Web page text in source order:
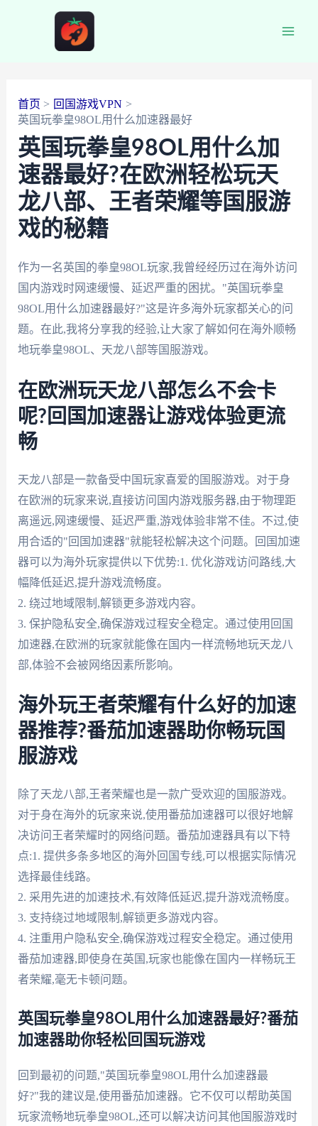
首页
回国游戏VPN
英国玩拳皇98OL用什么加速器最好
英国玩拳皇98OL用什么加
速器最好?在欧洲轻松玩天
龙八部、王者荣耀等国服游
戏的秘籍
作为一名英国的拳皇98OL玩家,我曾经经历过在海外访问
国内游戏时网速缓慢、延迟严重的困扰。"英国玩拳皇
98OL用什么加速器最好?"这是许多海外玩家都关心的问
题。在此,我将分享我的经验,让大家了解如何在海外顺畅
地玩拳皇98OL、天龙八部等国服游戏。
在欧洲玩天龙八部怎么不会卡
呢?回国加速器让游戏体验更流
畅
天龙八部是一款备受中国玩家喜爱的国服游戏。对于身
在欧洲的玩家来说,直接访问国内游戏服务器,由于物理距
离遥远,网速缓慢、延迟严重,游戏体验非常不佳。不过,使
用合适的"回国加速器"就能轻松解决这个问题。回国加速
器可以为海外玩家提供以下优势:1. 优化游戏访问路线,大
幅降低延迟,提升游戏流畅度。
2. 绕过地域限制,解锁更多游戏内容。
3. 保护隐私安全,确保游戏过程安全稳定。通过使用回国
加速器,在欧洲的玩家就能像在国内一样流畅地玩天龙八
部,体验不会被网络因素所影响。
海外玩王者荣耀有什么好的加速
器推荐?番茄加速器助你畅玩国
服游戏
除了天龙八部,王者荣耀也是一款广受欢迎的国服游戏。
对于身在海外的玩家来说,使用番茄加速器可以很好地解
决访问王者荣耀时的网络问题。番茄加速器具有以下特
点:1. 提供多条多地区的海外回国专线,可以根据实际情况
选择最佳线路。
2. 采用先进的加速技术,有效降低延迟,提升游戏流畅度。
3. 支持绕过地域限制,解锁更多游戏内容。
4. 注重用户隐私安全,确保游戏过程安全稳定。通过使用
番茄加速器,即使身在英国,玩家也能像在国内一样畅玩王
者荣耀,毫无卡顿问题。
英国玩拳皇98OL用什么加速器最好?番茄
加速器助你轻松回国玩游戏
回到最初的问题,"英国玩拳皇98OL用什么加速器最
好?"我的建议是,使用番茄加速器。它不仅可以帮助英国
玩家流畅地玩拳皇98OL,还可以解决访问其他国服游戏时